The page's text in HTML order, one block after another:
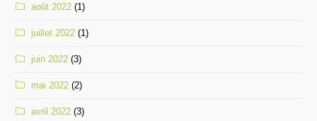
août 2022 (1)
juillet 2022 (1)
juin 2022 (3)
mai 2022 (2)
avril 2022 (3)